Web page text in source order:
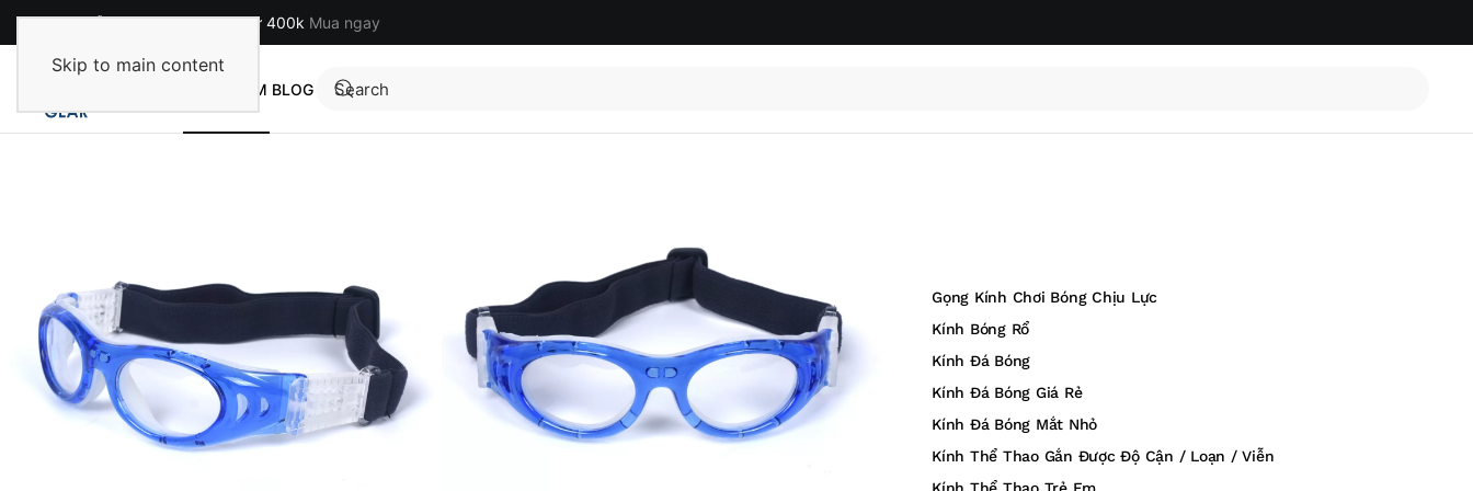
Skip to main content
Miễn phí cho đơn hàng từ 400k Mua ngay
SẢN PHẨM BLOG
Gọng Kính Chơi Bóng Chịu Lực
Kính Bóng Rổ
Kính Đá Bóng
Kính Đá Bóng Giá Rẻ
Kính Đá Bóng Mắt Nhỏ
Kính Thể Thao Gắn Được Độ Cận / Loạn / Viễn